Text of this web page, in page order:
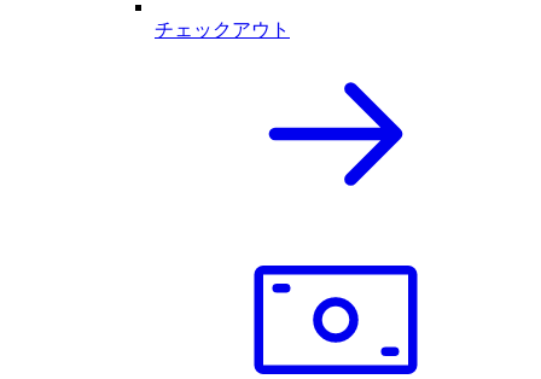
チェックアウト